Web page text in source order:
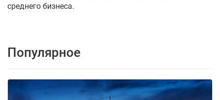
среднего бизнеса.
Популярное